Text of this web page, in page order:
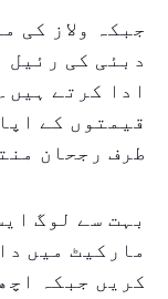
جبکہ ولاز کی
دبئی کی رئیل
ادا کرتے
قیمتوں کے
طرف رجحان
بہت سے لوگ
مارکیٹ میں
کریں جبکہ